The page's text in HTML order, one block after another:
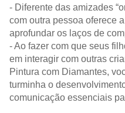
- Diferente das amizades
com outra pessoa oferece
aprofundar os laços de
- Ao fazer com que seus
em interagir com outras
Pintura com Diamantes,
turminha o
comunicação essenciais